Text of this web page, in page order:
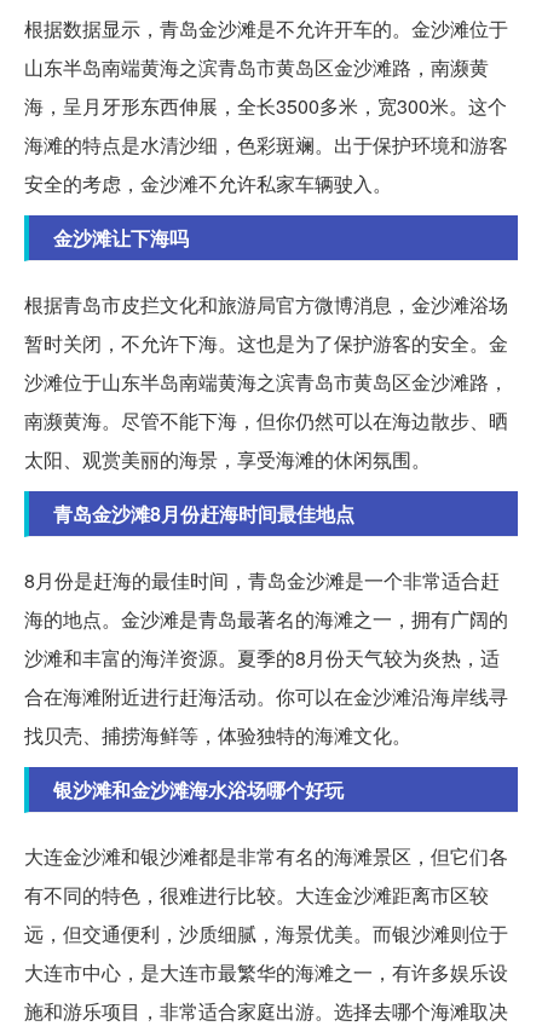
根据数据显示，青岛金沙滩是不允许开车的。金沙滩位于
山东半岛南端黄海之滨青岛市黄岛区金沙滩路，南濒黄
海，呈月牙形东西伸展，全长3500多米，宽300米。这个
海滩的特点是水清沙细，色彩斑斓。出于保护环境和游客
安全的考虑，金沙滩不允许私家车辆驶入。
金沙滩让下海吗
根据青岛市皮拦文化和旅游局官方微博消息，金沙滩浴场
暂时关闭，不允许下海。这也是为了保护游客的安全。金
沙滩位于山东半岛南端黄海之滨青岛市黄岛区金沙滩路，
南濒黄海。尽管不能下海，但你仍然可以在海边散步、晒
太阳、观赏美丽的海景，享受海滩的休闲氛围。
青岛金沙滩8月份赶海时间最佳地点
8月份是赶海的最佳时间，青岛金沙滩是一个非常适合赶
海的地点。金沙滩是青岛最著名的海滩之一，拥有广阔的
沙滩和丰富的海洋资源。夏季的8月份天气较为炎热，适
合在海滩附近进行赶海活动。你可以在金沙滩沿海岸线寻
找贝壳、捕捞海鲜等，体验独特的海滩文化。
银沙滩和金沙滩海水浴场哪个好玩
大连金沙滩和银沙滩都是非常有名的海滩景区，但它们各
有不同的特色，很难进行比较。大连金沙滩距离市区较
远，但交通便利，沙质细腻，海景优美。而银沙滩则位于
大连市中心，是大连市最繁华的海滩之一，有许多娱乐设
施和游乐项目，非常适合家庭出游。选择去哪个海滩取决